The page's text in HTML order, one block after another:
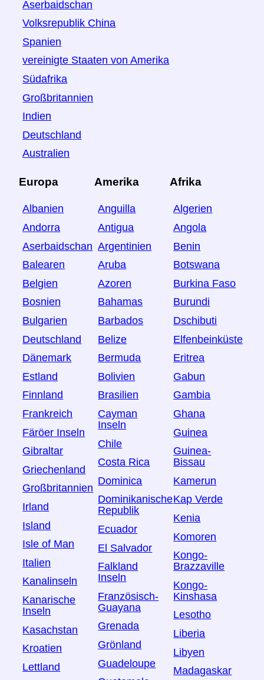
Aserbaidschan
Volksrepublik China
Spanien
vereinigte Staaten von Amerika
Südafrika
Großbritannien
Indien
Deutschland
Australien
Europa
Albanien
Andorra
Aserbaidschan
Balearen
Belgien
Bosnien
Bulgarien
Deutschland
Dänemark
Estland
Finnland
Frankreich
Färöer Inseln
Gibraltar
Griechenland
Großbritannien
Irland
Island
Isle of Man
Italien
Kanalinseln
Kanarische
Inseln
Kasachstan
Kroatien
Lettland
Amerika
Anguilla
Antigua
Argentinien
Aruba
Azoren
Bahamas
Barbados
Belize
Bermuda
Bolivien
Brasilien
Cayman
Inseln
Chile
Costa Rica
Dominica
Dominikanische
Republik
Ecuador
El Salvador
Falkland
Inseln
Französisch-
Guayana
Grenada
Grönland
Guadeloupe
Afrika
Algerien
Angola
Benin
Botswana
Burkina Faso
Burundi
Dschibuti
Elfenbeinküste
Eritrea
Gabun
Gambia
Ghana
Guinea
Guinea-
Bissau
Kamerun
Kap Verde
Kenia
Komoren
Kongo-
Brazzaville
Kongo-
Kinshasa
Lesotho
Liberia
Libyen
Madagaskar